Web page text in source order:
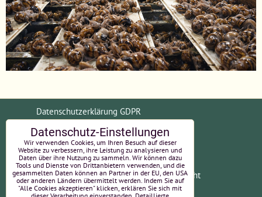
Datenschutzerklärung GDPR
Allgemeine Geschäftsbedingungen (AGB)
Zahlungsinformationen
Widerrufsrecht
Datenschutz-Einstellungen
Wir verwenden Cookies, um Ihren Besuch auf dieser
Website zu verbessern, ihre Leistung zu analysieren und
Daten über ihre Nutzung zu sammeln. Wir können dazu
Tools und Dienste von Drittanbietern verwenden, und die
gesammelten Daten können an Partner in der EU, den USA
oder anderen Ländern übermittelt werden. Indem Sie auf
"Alle Cookies akzeptieren" klicken, erklären Sie sich mit